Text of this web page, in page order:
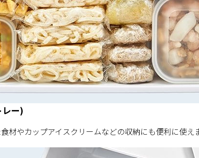
ー)
材やカップアイスクリームなどの収納にも便利に使え